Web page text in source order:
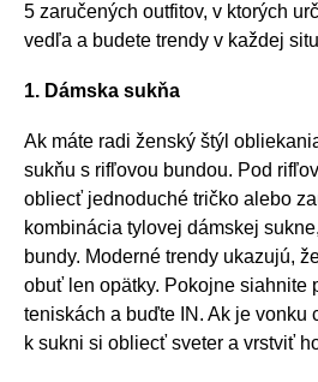
5 zaručených outfitov, v ktorých
vedľa a budete trendy v každej
1. Dámska sukňa
Ak máte radi ženský štýl
sukňu s rifľovou bundou. Pod
obliecť jednoduché tričko alebo
kombinácia tylovej dámskej
bundy. Moderné trendy ukazujú,
obuť len opätky. Pokojne siahnite
teniskách a buďte IN. Ak je vonku
k sukni si obliecť sveter a vrstviť